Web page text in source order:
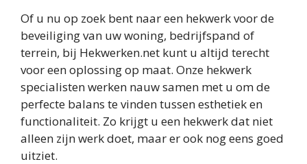
Of u nu op zoek bent naar een hekwerk voor de
beveiliging van uw woning, bedrijfspand of
terrein, bij Hekwerken.net kunt u altijd terecht
voor een oplossing op maat. Onze hekwerk
specialisten werken nauw samen met u om de
perfecte balans te vinden tussen esthetiek en
functionaliteit. Zo krijgt u een hekwerk dat niet
alleen zijn werk doet, maar er ook nog eens goed
uitziet.